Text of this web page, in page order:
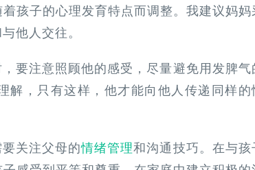
孩子的心理发育特点而调整。我建议妈妈
他人交往。
要注意照顾他的感受，尽量避免用发脾气
解，只有这样，他才能向他人传递同样的
关注父母的情绪管理和沟通技巧。在与孩